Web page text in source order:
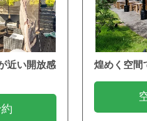
近い開放感
煌めく空間